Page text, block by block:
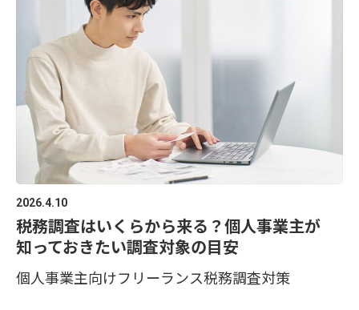
2026.4.10
税務調査はいくらから来る？個人事業主が
知っておきたい調査対象の目安
個人事業主向けフリーランス税務調査対策